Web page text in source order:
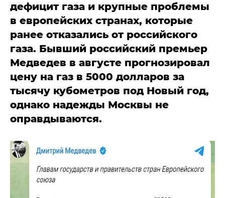
дефицит газа и крупные проблемы
в европейских странах, которые
ранее отказались от российского
газа. Бывший российский премьер
Медведев в августе прогнозировал
цену на газ в 5000 долларов за
тысячу кубометров под Новый год,
однако надежды Москвы не
оправдываются.